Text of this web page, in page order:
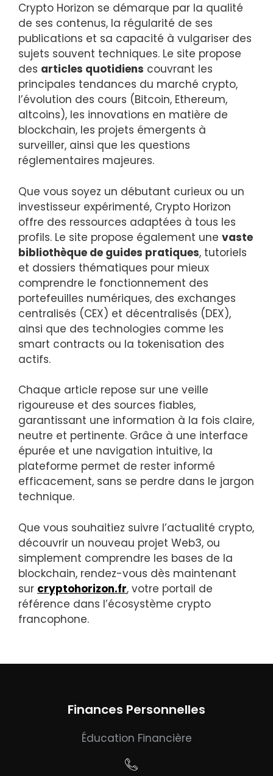
Crypto Horizon se démarque par la qualité
de ses contenus, la régularité de ses
publications et sa capacité à vulgariser des
sujets souvent techniques. Le site propose
des articles quotidiens couvrant les
principales tendances du marché crypto,
l’évolution des cours (Bitcoin, Ethereum,
altcoins), les innovations en matière de
blockchain, les projets émergents à
surveiller, ainsi que les questions
réglementaires majeures.
Que vous soyez un débutant curieux ou un
investisseur expérimenté, Crypto Horizon
offre des ressources adaptées à tous les
profils. Le site propose également une vaste
bibliothèque de guides pratiques, tutoriels
et dossiers thématiques pour mieux
comprendre le fonctionnement des
portefeuilles numériques, des exchanges
centralisés (CEX) et décentralisés (DEX),
ainsi que des technologies comme les
smart contracts ou la tokenisation des
actifs.
Chaque article repose sur une veille
rigoureuse et des sources fiables,
garantissant une information à la fois claire,
neutre et pertinente. Grâce à une interface
épurée et une navigation intuitive, la
plateforme permet de rester informé
efficacement, sans se perdre dans le jargon
technique.
Que vous souhaitiez suivre l’actualité crypto,
découvrir un nouveau projet Web3, ou
simplement comprendre les bases de la
blockchain, rendez-vous dès maintenant
sur cryptohorizon.fr, votre portail de
référence dans l’écosystème crypto
francophone.
Finances Personnelles
Éducation Financière